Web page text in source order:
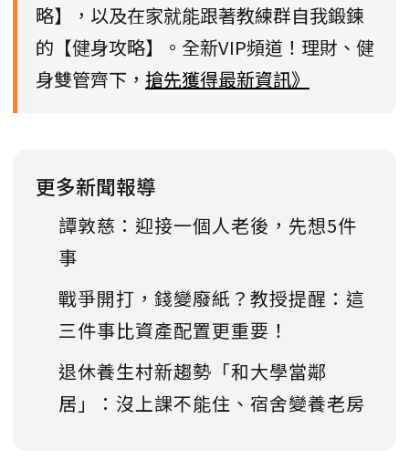
略】，以及在家就能跟著教練群自我鍛鍊
的【健身攻略】。全新VIP頻道！理財、健
身雙管齊下， 搶先獲得最新資訊》
更多新聞報導
譚敦慈：迎接一個人老後，先想5件
事
戰爭開打，錢變廢紙？教授提醒：這
三件事比資產配置更重要！
退休養生村新趨勢「和大學當鄰
居」：沒上課不能住、宿舍變養老房